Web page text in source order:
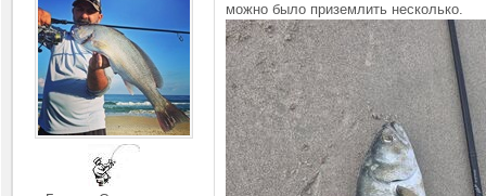
можно было приземлить несколько.